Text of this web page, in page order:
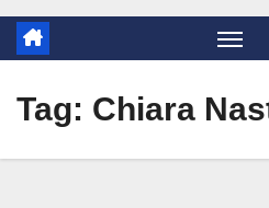
Tag: Chiara